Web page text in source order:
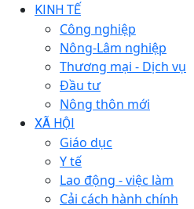
KINH TẾ
Công nghiệp
Nông-Lâm nghiệp
Thương mại - Dịch vụ
Đầu tư
Nông thôn mới
XÃ HỘI
Giáo dục
Y tế
Lao động - việc làm
Cải cách hành chính